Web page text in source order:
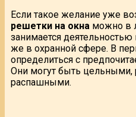
Если такое желание уже
решетки на окна можно в
занимается
же в охранной сфере. В
определиться с
Они могут быть
распашными.